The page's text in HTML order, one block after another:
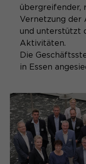
übergreifender,
Vernetzung der
und unterstützt
Aktivitäten.
Die
in Essen